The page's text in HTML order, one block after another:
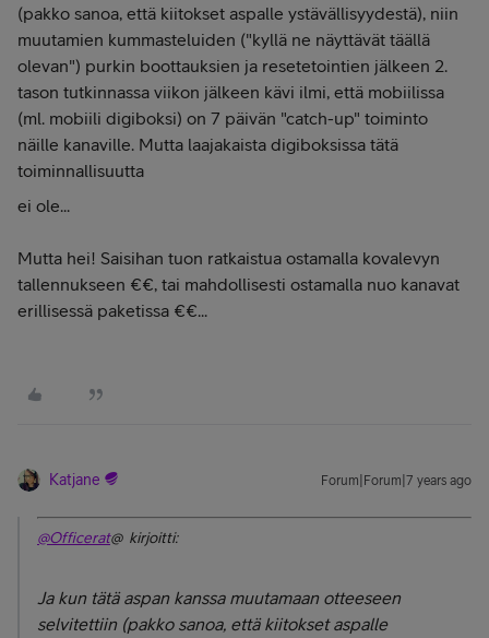
(pakko sanoa, että kiitokset aspalle ystävällisyydestä), niin
muutamien kummasteluiden ("kyllä ne näyttävät täällä
olevan") purkin boottauksien ja resetetointien jälkeen 2.
tason tutkinnassa viikon jälkeen kävi ilmi, että mobiilissa
(ml. mobiili digiboksi) on 7 päivän "catch-up" toiminto
näille kanaville. Mutta laajakaista digiboksissa tätä
toiminnallisuutta
ei ole...
Mutta hei! Saisihan tuon ratkaistua ostamalla kovalevyn
tallennukseen €€, tai mahdollisesti ostamalla nuo kanavat
erillisessä paketissa €€...
Katjane Forum|Forum|7 years ago
@Officerat@ kirjoitti:
Ja kun tätä aspan kanssa muutamaan otteeseen
selvitettiin (pakko sanoa, että kiitokset aspalle